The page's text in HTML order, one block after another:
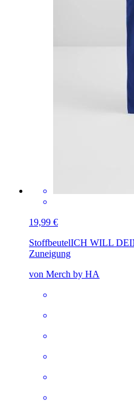
19,99 €
StoffbeutelICH WILL
Zuneigung
von Merch by HA